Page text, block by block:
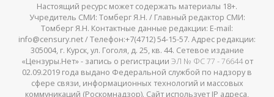
Настоящий ресурс может содержать материалы 18+.
Учредитель СМИ: Томберг Я.Н. / Главный редактор СМИ:
Томберг Я.Н. Контактные данные редакции: E-mail:
info@censury.net / Телефон:+7(4712) 54-15-57. Адрес редакции:
305004, г. Курск, ул. Гоголя, д. 25, кв. 44. Сетевое издание
«Цензуры.Нет» - запись о регистрации ЭЛ № ФС 77 - 76644от
02.09.2019 года выдано Федеральной службой по надзору в
сфере связи, информационных технологий и массовых
коммуникаций (Роскомнадзор). Сайт использует IP адреса,